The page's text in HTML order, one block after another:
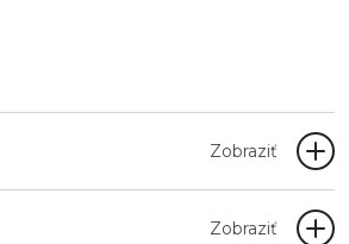
Zobraziť
Zobraziť